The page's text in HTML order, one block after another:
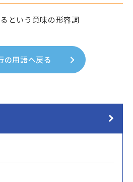
という意味の形容詞
の用語へ戻る